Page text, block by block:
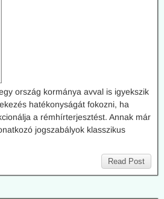
ország kormánya avval is igyekszik
hatékonyságát fokozni, ha
a rémhírterjesztést. Annak már
jogszabályok klasszikus
Read Post